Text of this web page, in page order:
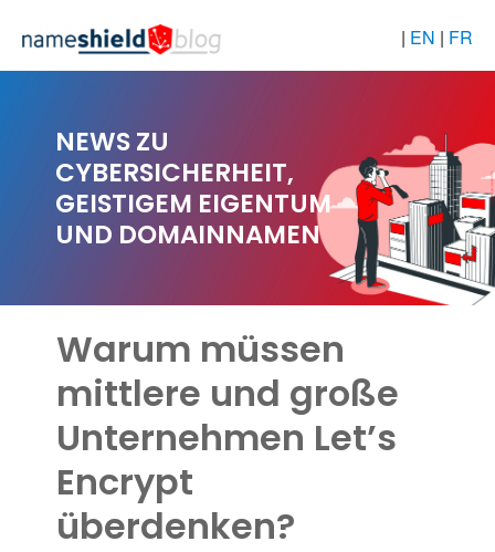
| EN | FR
NEWS ZU
CYBERSICHERHEIT,
GEISTIGEM EIGENTUM
UND DOMAINNAMEN
Warum müssen
mittlere und große
Unternehmen Let’s
Encrypt
überdenken?